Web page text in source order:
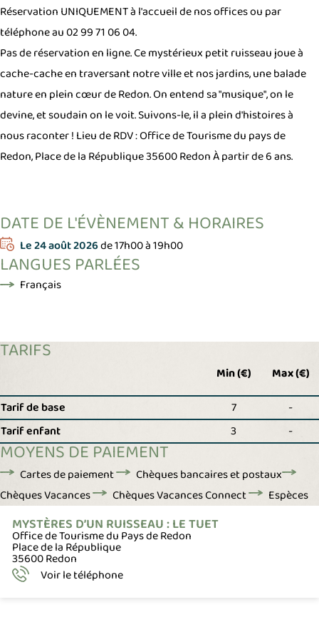
Réservation UNIQUEMENT à l'accueil de nos offices ou par
téléphone au 02 99 71 06 04.
Pas de réservation en ligne.Ce mystérieux petit ruisseau joue à
cache-cache en traversant notre ville et nos jardins, une balade
nature en plein cœur de Redon. On entend sa "musique", on le
devine, et soudain on le voit.Suivons-le, il a plein d'histoires à
nous raconter !Lieu de RDV : Office de Tourisme du pays de
Redon, Place de la République 35600 RedonÀ partir de 6 ans.
DATE DE L'ÉVÈNEMENT & HORAIRES
Le24 août 2026de 17h00 à 19h00
LANGUES PARLÉES
Français
TARIFS
Min (€)
Max (€)
Tarif de base
7
-
Tarif enfant
3 -
MOYENS DE PAIEMENT
Cartes de paiement
Chèques bancaires et postaux
Chèques Vacances
Chèques Vacances Connect Espèces
MYSTÈRES D’UN RUISSEAU : LE TUET
Office de Tourisme du Pays de Redon
Place de la République
35600 Redon
Voir le téléphone